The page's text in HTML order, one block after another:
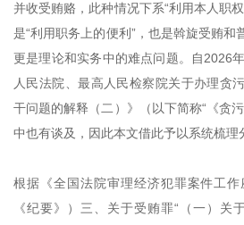
并收受贿赂，此种情况下系“利用本人职
是“利用职务上的便利”，也是斡旋受贿和
更是理论和实务中的难点问题。自2026
人民法院、最高人民检察院关于办理贪
干问题的解释（二）》（以下简称“《贪
中也有谈及，因此本文借此予以系统梳理
根据《全国法院审理经济犯罪案件工
《纪要》）三、关于受贿罪“（一）关